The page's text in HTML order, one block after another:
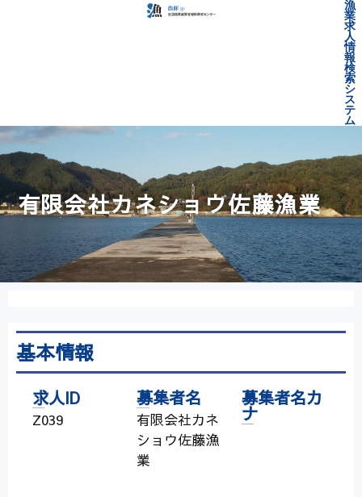
漁
業
求
人
情
報
検
索
シ
ス
テ
ム
有限会社カネショウ佐藤漁業
基本情報
求人ID
Z039
募集者名
有限会社カネ
ショウ佐藤漁
業
募集者名カ
ナ